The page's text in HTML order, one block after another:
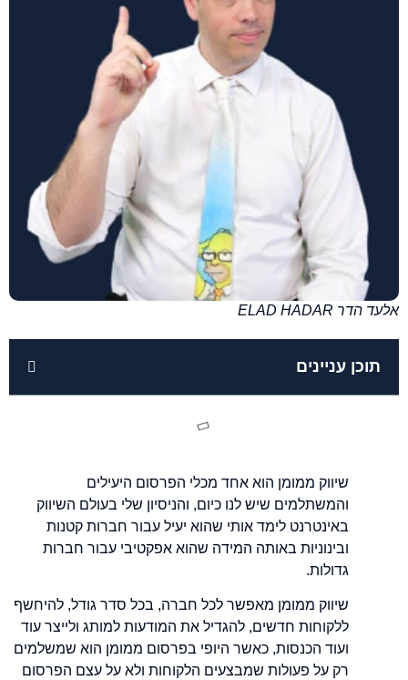
אלעד הדר ELAD HADAR
תוכן עניינים
שיווק ממומן הוא אחד מכלי הפרסום היעילים
והמשתלמים שיש לנו כיום, והניסיון שלי בעולם השיווק
באינטרנט לימד אותי שהוא יעיל עבור חברות קטנות
ובינוניות באותה המידה שהוא אפקטיבי עבור חברות
גדולות.
שיווק ממומן מאפשר לכל חברה, בכל סדר גודל, להיחשף
ללקוחות חדשים, להגדיל את המודעות למותג ולייצר עוד
ועוד הכנסות, כאשר היופי בפרסום ממומן הוא שמשלמים
רק על פעולות שמבצעים הלקוחות ולא על עצם הפרסום